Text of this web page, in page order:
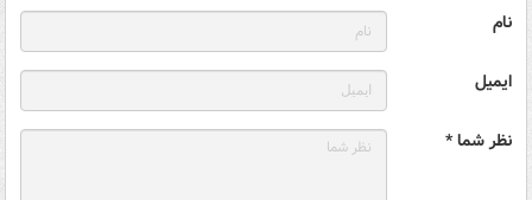
نام
ایمیل
نظر شما *